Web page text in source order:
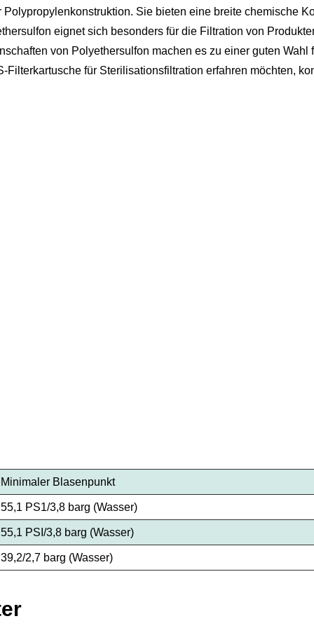
Sie bieten eine breite chemische
eignet sich besonders für die Filtration von
von Polyethersulfon machen es zu einer guten
für Sterilisationsfiltration erfahren möchten,
Minimaler Blasenpunkt
55,1 PS1/3,8 barg (Wasser)
55,1 PSI/3,8 barg (Wasser)
39,2/2,7 barg (Wasser)